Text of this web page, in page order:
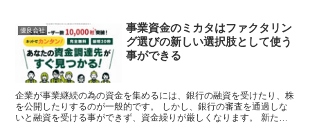
優良会社
事業資金のミカタはファクタリン
グ選びの新しい選択肢として使う
事ができる
企業が事業継続の為の資金を集めるには、銀行の融資を受けたり、株
を公開したりするのが一般的です。 しかし、銀行の審査を通過しな
いと融資を受ける事ができず、資金繰りが厳しくなります。 新たな